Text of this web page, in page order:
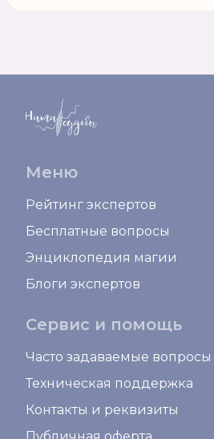
Меню
Рейтинг экспертов
Бесплатные вопросы
Энциклопедия магии
Блоги экспертов
Сервис и помощь
Часто задаваемые вопросы
Техническая поддержка
Контакты и реквизиты